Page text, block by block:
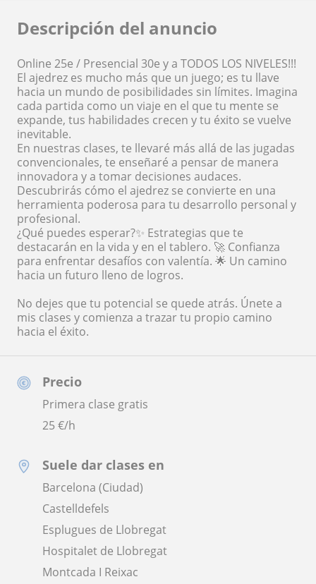
Precio
Primera clase gratis
25€/h
Suele dar clases en
Barcelona (Ciudad)
Castelldefels
Esplugues de Llobregat
Hospitalet de Llobregat
Montcada I Reixac
Descripción del anuncio
Online 25e / Presencial 30e y a TODOS LOS NIVELES!!!
El ajedrez es mucho más que un juego; es tu llave
hacia un mundo de posibilidades sin límites. Imagina
cada partida como un viaje en el que tu mente se
expande, tus habilidades crecen y tu éxito se vuelve
inevitable.
En nuestras clases, te llevaré más allá de las jugadas
convencionales, te enseñaré a pensar de manera
innovadora y a tomar decisiones audaces.
Descubrirás cómo el ajedrez se convierte en una
herramienta poderosa para tu desarrollo personal y
profesional.
¿Qué puedes esperar?✨ Estrategias que te
destacarán en la vida y en el tablero. 🚀 Confianza
para enfrentar desafíos con valentía. 🌟 Un camino
hacia un futuro lleno de logros.
No dejes que tu potencial se quede atrás. Únete a
mis clases y comienza a trazar tu propio camino
hacia el éxito.